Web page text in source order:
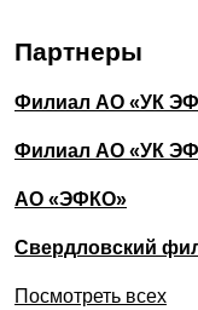
Партнеры
Филиал АО «УК
Филиал АО «УК
АО «ЭФКО»
Свердловский
Посмотреть всех